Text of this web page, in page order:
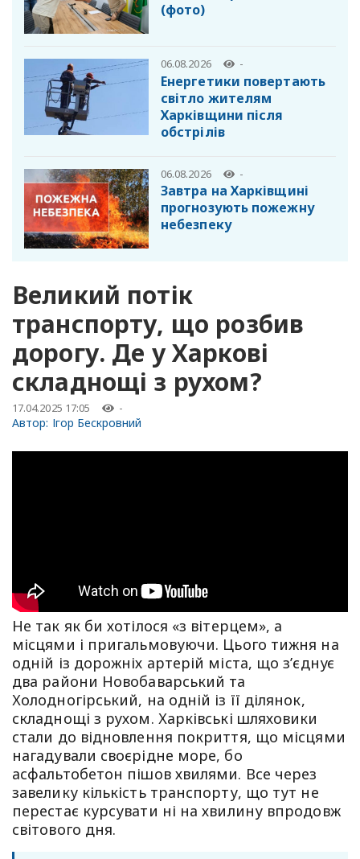
(фото)
06.08.2026 -
Енергетики повертають
світло жителям
Харківщини після
обстрілів
06.08.2026 -
Завтра на Харківщині
прогнозують пожежну
небезпеку
Великий потік
транспорту, що розбив
дорогу. Де у Харкові
складнощі з рухом?
17.04.2025 17:05 -
Автор: Ігор Бескровний
Не так як би хотілося «з вітерцем», а
місцями і пригальмовуючи. Цього тижня на
одній із дорожніх артерій міста, що з’єднує
два райони Новобаварський та
Холодногірський, на одній із її ділянок,
складнощі з рухом. Харківські шляховики
стали до відновлення покриття, що місцями
нагадували своєрідне море, бо
асфальтобетон пішов хвилями. Все через
завелику кількість транспорту, що тут не
перестає курсувати ні на хвилину впродовж
світового дня.